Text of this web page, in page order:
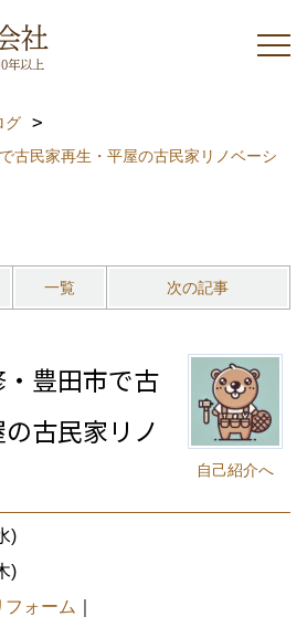
グ
古民家再生・平屋の古民家リノベーシ
一覧 次の記事
自己紹介へ
豊田市で古
古民家リノ
)
)
ォーム